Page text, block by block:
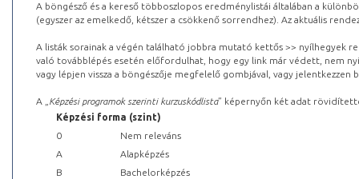
A böngésző és a kereső többoszlopos eredménylistái általában a
(egyszer az emelkedő, kétszer a csökkenő sorrendhez). Az aktuális
A listák sorainak a végén található jobbra mutató kettős >> nyílhegyek
való továbblépés esetén előfordulhat, hogy egy link már védett, nem
vagy lépjen vissza a böngészője megfelelő gombjával, vagy
A „ Képzési programok szerinti kurzuskódlista” képernyőn két adat
Képzési forma (szint)
0
Nem releváns
A
Alapképzés
B
Bachelorképzés